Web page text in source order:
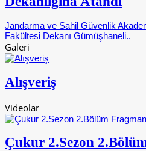
Jandarma ve Sahil Güvenlik
Fakültesi Dekanı Gümüşhaneli..
Galeri
Alışveriş
Videolar
Çukur 2.Sezon